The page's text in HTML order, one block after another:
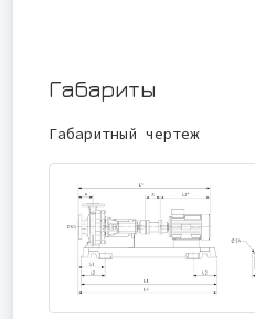
Габариты
Габаритный чертеж